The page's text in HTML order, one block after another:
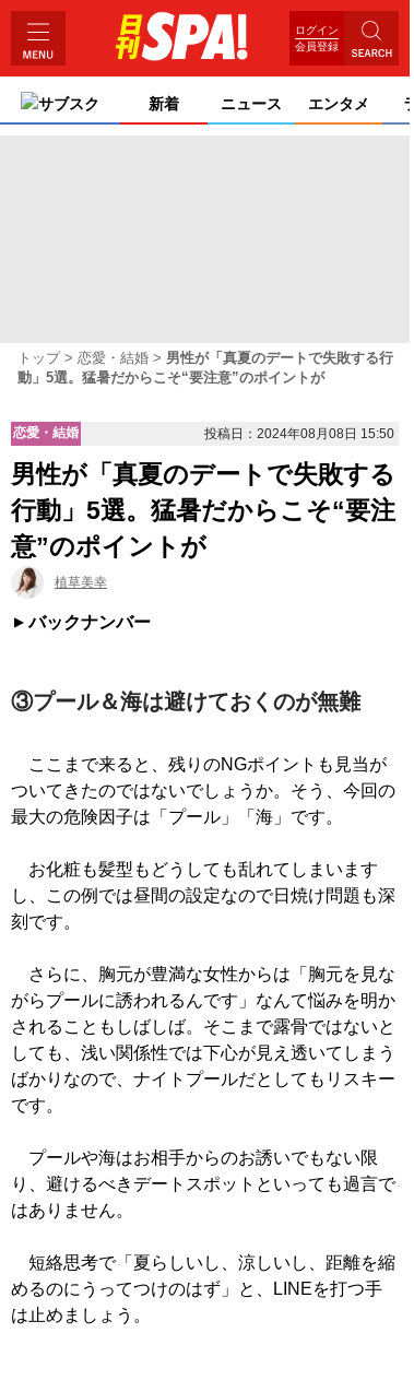
ログイン
会員登録
サブスク 新着 ニュース エンタメ
トップ 恋愛・結婚
男性が「真夏のデートで失敗する行
動」5選。猛暑だからこそ“要注意”のポイントが
恋愛・結婚 投稿日：2024年08月08日 15:50
男性が「真夏のデートで失敗する
行動」5選。猛暑だからこそ“要注
意”のポイントが
植草美幸
バックナンバー
③プール＆海は避けておくのが無難
ここまで来ると、残りのNGポイントも見当が
ついてきたのではないでしょうか。そう、今回の
最大の危険因子は「プール」「海」です。
お化粧も髪型もどうしても乱れてしまいます
し、この例では昼間の設定なので日焼け問題も深
刻です。
さらに、胸元が豊満な女性からは「胸元を見な
がらプールに誘われるんです」なんて悩みを明か
されることもしばしば。そこまで露骨ではないと
しても、浅い関係性では下心が見え透いてしまう
ばかりなので、ナイトプールだとしてもリスキー
です。
プールや海はお相手からのお誘いでもない限
り、避けるべきデートスポットといっても過言で
はありません。
短絡思考で「夏らしいし、涼しいし、距離を縮
めるのにうってつけのはず」と、LINEを打つ手
は止めましょう。